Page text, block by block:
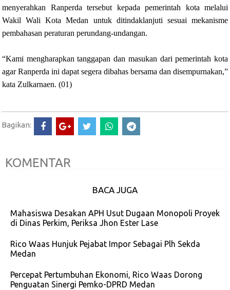
menyerahkan Ranperda tersebut kepada pemerintah kota melalui
Wakil Wali Kota Medan untuk ditindaklanjuti sesuai mekanisme
pembahasan peraturan perundang-undangan.
“Kami mengharapkan tanggapan dan masukan dari pemerintah kota
agar Ranperda ini dapat segera dibahas bersama dan disempurnakan,”
kata Zulkarnaen. (01)
Bagikan:
KOMENTAR
BACA JUGA
Mahasiswa Desakan APH Usut Dugaan Monopoli Proyek
di Dinas Perkim, Periksa Jhon Ester Lase
Rico Waas Hunjuk Pejabat Impor Sebagai Plh Sekda
Medan
Percepat Pertumbuhan Ekonomi, Rico Waas Dorong
Penguatan Sinergi Pemko-DPRD Medan